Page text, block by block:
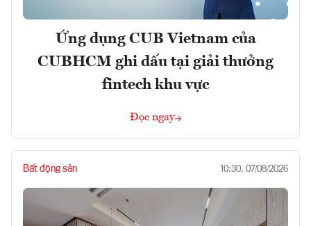
Ứng dụng CUB Vietnam của
CUBHCM ghi dấu tại giải thưởng
fintech khu vực
Đọc ngay
Bất động sản 10:30, 07/08/2026